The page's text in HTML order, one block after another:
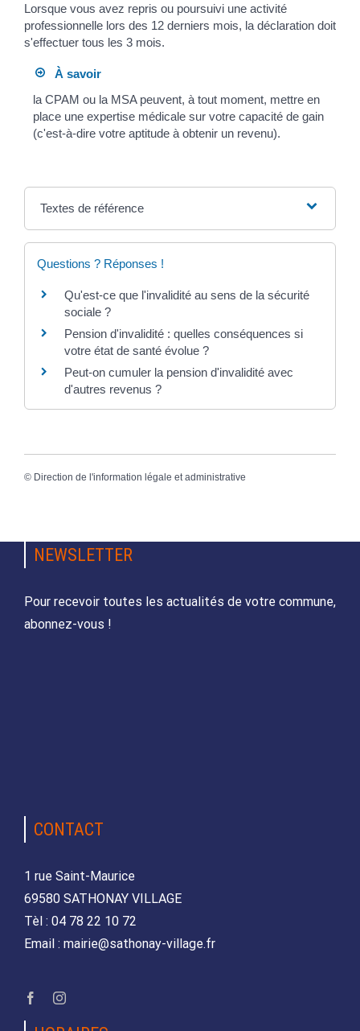
Lorsque vous avez repris ou poursuivi une activité
professionnelle lors des 12 derniers mois, la déclaration doit
s'effectuer tous les 3 mois.
À savoir
la CPAM ou la MSA peuvent, à tout moment, mettre en
place une expertise médicale sur votre capacité de gain
(c'est-à-dire votre aptitude à obtenir un revenu).
Textes de référence
Questions ? Réponses !
Qu'est-ce que l'invalidité au sens de la sécurité
sociale ?
Pension d'invalidité : quelles conséquences si
votre état de santé évolue ?
Peut-on cumuler la pension d'invalidité avec
d'autres revenus ?
© Direction de l'information légale et administrative
NEWSLETTER
Pour recevoir toutes les actualités de votre commune,
abonnez-vous !
CONTACT
1 rue Saint-Maurice
69580 SATHONAY VILLAGE
Tèl : 04 78 22 10 72
Email : mairie@sathonay-village.fr